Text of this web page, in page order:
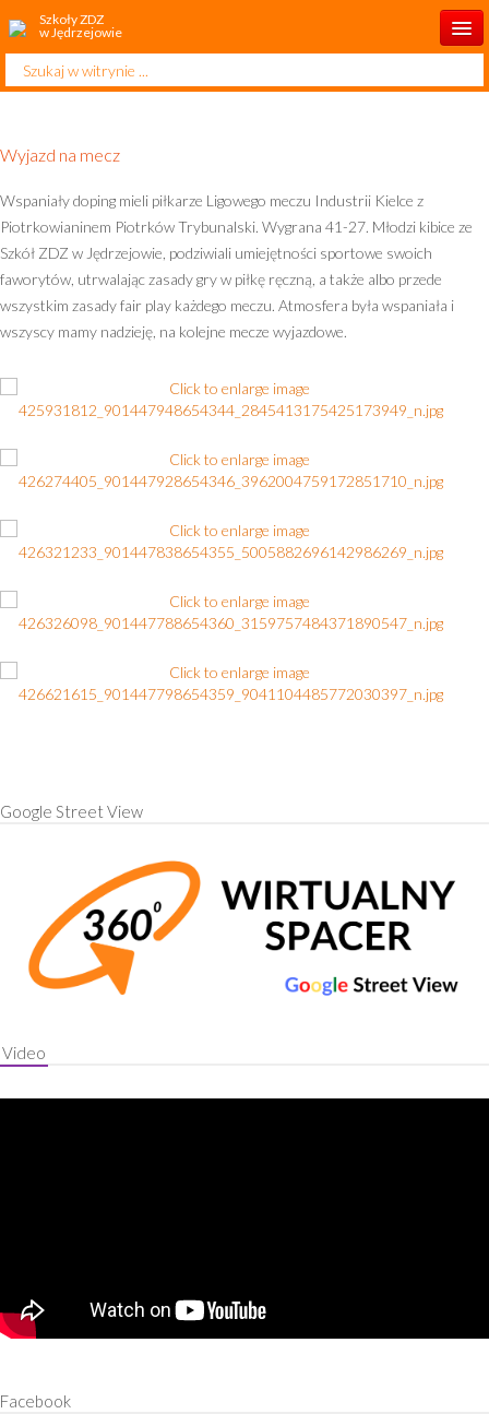
Szkoły ZDZ
w Jędrzejowie
Start
O szkole
Dla rodzica
Kontakt
Dla ucznia
Centrum Aktywności Międzypokoleniowej
Projekty i inicjatywy edukacyjne
Szukaj...
Wyjazd na mecz
Wspaniały doping mieli piłkarze Ligowego meczu Industrii Kielce z
Piotrkowianinem Piotrków Trybunalski. Wygrana 41-27. Młodzi kibice ze
Szkół ZDZ w Jędrzejowie, podziwiali umiejętności sportowe swoich
faworytów, utrwalając zasady gry w piłkę ręczną, a także albo przede
wszystkim zasady fair play każdego meczu. Atmosfera była wspaniała i
wszyscy mamy nadzieję, na kolejne mecze wyjazdowe.
Google Street View
Video
Facebook